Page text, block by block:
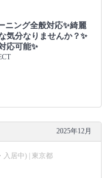
ニング全般対応✨綺麗
気分なりませんか？✨
応可能✨
2025年12月
入居中) | 東京都